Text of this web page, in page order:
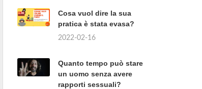
Cosa vuol dire la sua
pratica è stata evasa?
2022-02-16
Quanto tempo può stare
un uomo senza avere
rapporti sessuali?